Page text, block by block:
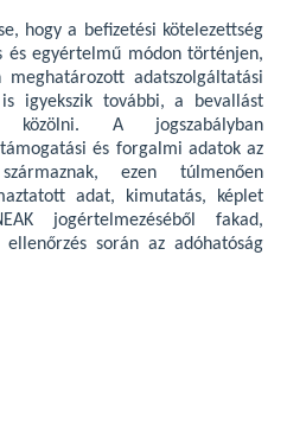
hogy a befizetési kötelezettség
és egyértelmű módon történjen,
adatszolgáltatási
igyekszik további, a bevallást
közölni. A jogszabályban
és forgalmi adatok az
származnak, ezen túlmenően
adat, kimutatás, képlet
jogértelmezéséből fakad,
során az adóhatóság